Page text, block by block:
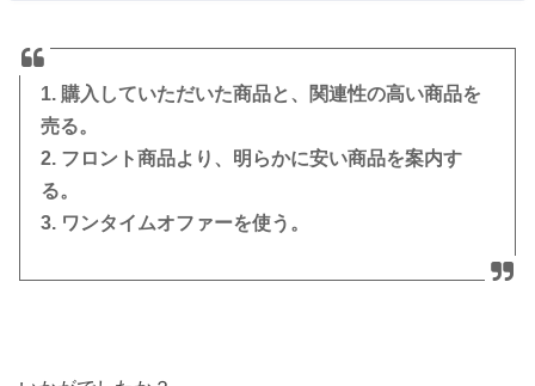
1. 購入していただいた商品と、関連性の高い商品を
売る。
2. フロント商品より、明らかに安い商品を案内す
る。
3. ワンタイムオファーを使う。